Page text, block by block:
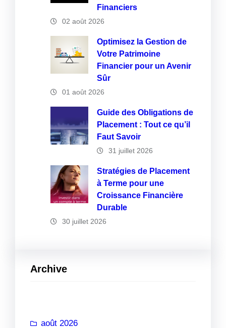
Financiers
02 août 2026
Optimisez la Gestion de
Votre Patrimoine
Financier pour un Avenir
Sûr
01 août 2026
Guide des Obligations de
Placement : Tout ce qu’il
Faut Savoir
31 juillet 2026
Stratégies de Placement
à Terme pour une
Croissance Financière
Durable
30 juillet 2026
Archive
août 2026